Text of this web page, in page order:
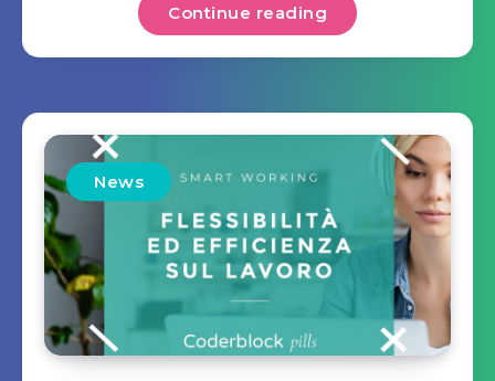
Continue reading
News